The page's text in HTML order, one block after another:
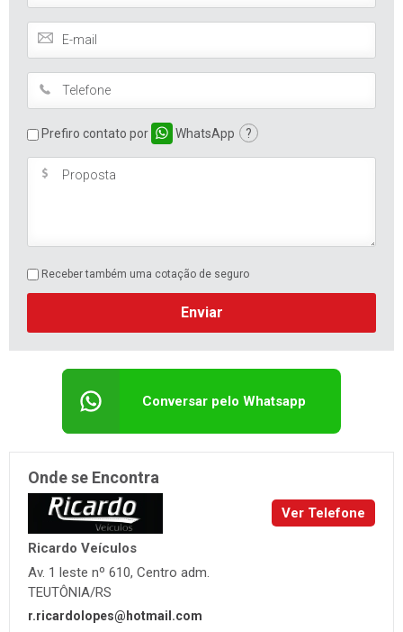
Prefiro contato por WhatsApp ?
Receber também uma cotação de seguro
Enviar
Conversar pelo Whatsapp
Onde se Encontra
Ver Telefone
Ricardo Veículos
Av. 1 leste nº 610, Centro adm.
TEUTÔNIA/RS
r.ricardolopes@hotmail.com